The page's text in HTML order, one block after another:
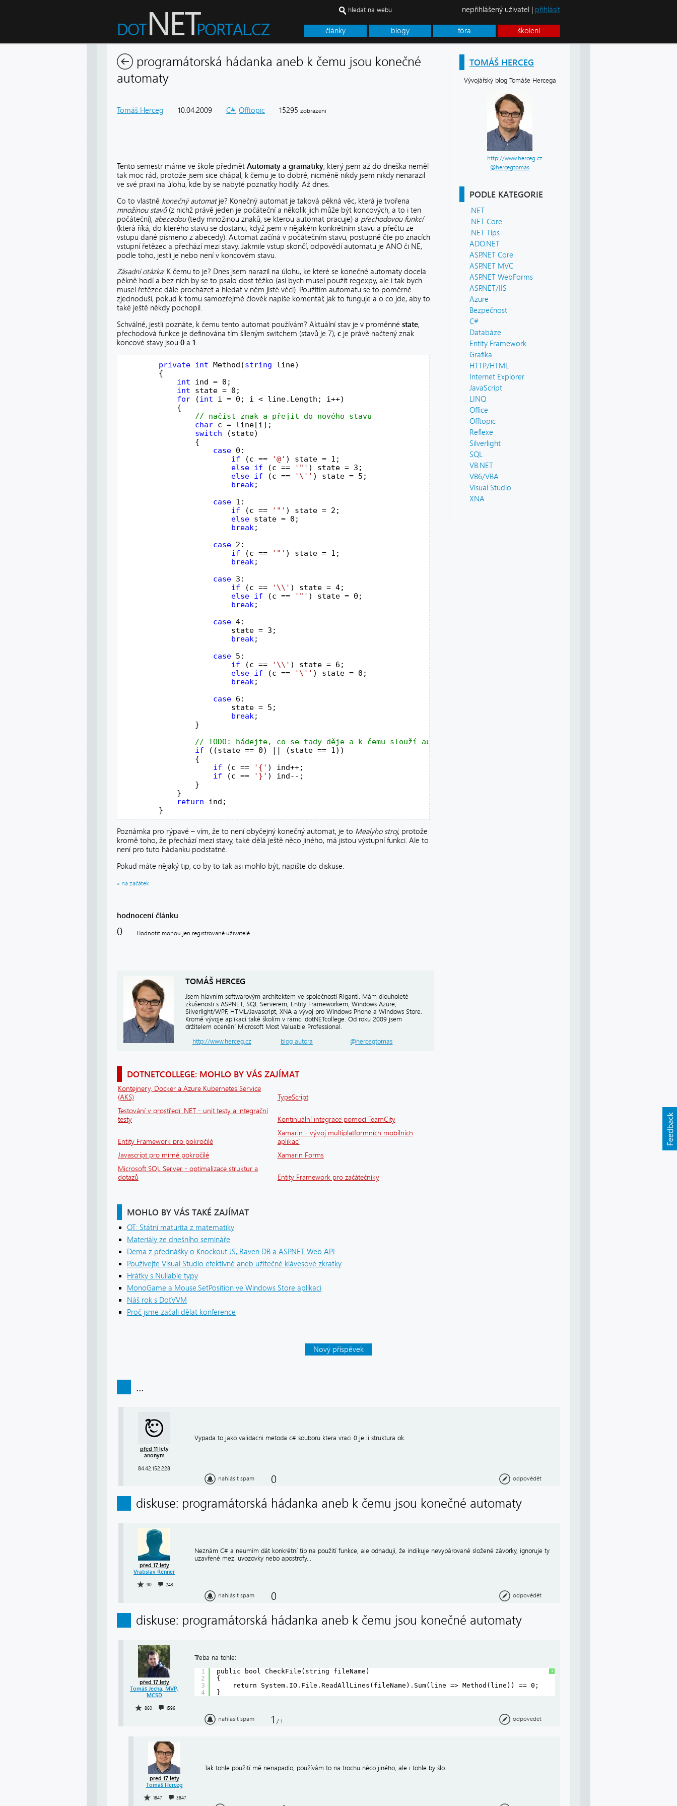
články blogy fóra školení
hledat na webu nepřihlášený uživatel | přihlásit
TOMÁŠ HERCEG
Vývojářský blog Tomáše Hercega
http://www.herceg.cz
@hercegtomas
PODLE KATEGORIE
.NET
.NET Core
.NET Tips
ADO.NET
ASP.NET Core
ASP.NET MVC
ASP.NET WebForms
ASP.NET/IIS
Azure
Bezpečnost
C#
Databáze
Entity Framework
Grafika
HTTP/HTML
Internet Explorer
JavaScript
LINQ
Office
Offtopic
Reflexe
Silverlight
SQL
VB.NET
VB6/VBA
Visual Studio
XNA
programátorská hádanka aneb k čemu jsou konečné
automaty
Tomáš Herceg 10.04.2009 C#, Offtopic 15295 zobrazení
Tento semestr máme ve škole předmět Automaty a gramatiky, který jsem až do dneška neměl
tak moc rád, protože jsem sice chápal, k čemu je to dobré, nicméně nikdy jsem nikdy nenarazil
ve své praxi na úlohu, kde by se nabyté poznatky hodily. Až dnes.
Co to vlastně konečný automatje? Konečný automat je taková pěkná věc, která je tvořena
množinou stavů(z nichž právě jeden je počáteční a několik jich může být koncových, a to i ten
počáteční), abecedou(tedy množinou znaků, se kterou automat pracuje) a přechodovou funkcí
(která říká, do kterého stavu se dostanu, když jsem v nějakém konkrétním stavu a přečtu ze
vstupu dané písmeno z abecedy). Automat začíná v počátečním stavu, postupně čte po znacích
vstupní řetězec a přechází mezi stavy. Jakmile vstup skončí, odpovědí automatu je ANO či NE,
podle toho, jestli je nebo není v koncovém stavu.
Zásadní otázka: K čemu to je? Dnes jsem narazil na úlohu, ke které se konečné automaty docela
pěkně hodí a bez nich by se to psalo dost těžko (asi bych musel použít regexpy, ale i tak bych
musel řetězec dále procházet a hledat v něm jisté věci). Použitím automatu se to poměrně
zjednoduší, pokud k tomu samozřejmě člověk napíše komentář, jak to funguje a o co jde, aby to
také ještě někdy pochopil.
Schválně, jestli poznáte, k čemu tento automat používám? Aktuální stav je v proměnné state,
přechodová funkce je definována tím šíleným switchem (stavů je 7), c je právě načtený znak
koncové stavy jsou 0 a 1.
private int Method(string line)
        {
int ind = 0;
int state = 0;
for (int i = 0; i < line.Length; i++)
            {
char c = line[i];
switch (state)
                {
case 0:
if (c == '@' ) state = 1;
else if (c == '"' ) state = 3;
else if (c == '\'' ) state = 5;
break ;
case 1:
if (c == '"' ) state = 2;
else state = 0;
break ;
case 2:
if (c == '"' ) state = 1;
break ;
case 3:
if (c == '\\' ) state = 4;
else if (c == '"' ) state = 0;
break ;
case 4:
                        state = 3;
break ;
case 5:
if (c == '\\' ) state = 6;
else if (c == '\'' ) state = 0;
break ;
case 6:
                        state = 5;
break ;
                }
if ((state == 0) || (state == 1))
                {
if (c == '{' ) ind++;
if (c == '}' ) ind--;
                }
            }
return ind;
        }
Poznámka pro rýpavé – vím, že to není obyčejný konečný automat, je to Mealyho stroj, protože
kromě toho, že přechází mezi stavy, také dělá ještě něco jiného, má jistou výstupní funkci. Ale to
není pro tuto hádanku podstatné.
Pokud máte nějaký tip, co by to tak asi mohlo být, napište do diskuse.
» na začátek
hodnocení článku
0 Hodnotit mohou jen registrované uživatelé.
TOMÁŠ HERCEG
Jsem hlavním softwarovým architektem ve společnosti Riganti. Mám dlouholeté
zkušenosti s ASP.NET, SQL Serverem, Entity Frameworkem, Windows Azure,
Silverlight/WPF, HTML/Javascript, XNA a vývoj pro Windows Phone a Windows Store.
Kromě vývoje aplikací také školím v rámci dotNETcollege. Od roku 2009 jsem
držitelem ocenění Microsoft Most Valuable Professional.
http://www.herceg.cz
blog autora @hercegtomas
DOTNETCOLLEGE: MOHLO BY VÁS ZAJÍMAT
Kontejnery, Docker a Azure Kubernetes Service
(AKS)
TypeScript
Testování v prostředí .NET - unit testy a integrační
testy
Kontinuální integrace pomocí TeamCity
Entity Framework pro pokročilé
Xamarin - vývoj multiplatformních mobilních
aplikací
Javascript pro mírně pokročilé
Xamarin Forms
Microsoft SQL Server - optimalizace struktur a
dotazů
Entity Framework pro začátečníky
MOHLO BY VÁS TAKÉ ZAJÍMAT
OT: Státní maturita z matematiky
Materiály ze dnešního semináře
Dema z přednášky o Knockout JS, Raven DB a ASP.NET Web API
Používejte Visual Studio efektivně aneb užitečné klávesové zkratky
Hrátky s Nullable typy
MonoGame a Mouse.SetPosition ve Windows Store aplikaci
Náš rok s DotVVM
Proč jsme začali dělat konference
Nový příspěvek
...
před 11 lety
anonym
84.42.152.228
Vypada to jako validacni metoda c# souboru ktera vraci 0 je li struktura ok.
nahlásit spam 0 odpovědět
diskuse: programátorská hádanka aneb k čemu jsou konečné automaty
před 17 lety
Vratislav Renner
90 243
Neznám C# a neumím dát konkrétní tip na použití funkce, ale odhaduji, že indikuje nevypárované složené závorky, ignoruje ty
uzavřené mezi uvozovky nebo apostrofy...
nahlásit spam 0 odpovědět
diskuse: programátorská hádanka aneb k čemu jsou konečné automaty
před 17 lety
Tomáš Jecha, MVP,
MCSD
860 1596
Třeba na tohle:
?
1
2
3
4
public bool CheckFile(string fileName)
{
return System.IO.File.ReadAllLines(fileName).Sum(line => Method(line)) == 0;
}
nahlásit spam 1 / 1 odpovědět
před 17 lety
Tomáš Herceg
1847 3847
Tak tohle použití mě nenapadlo, používám to na trochu něco jiného, ale i tohle by šlo.